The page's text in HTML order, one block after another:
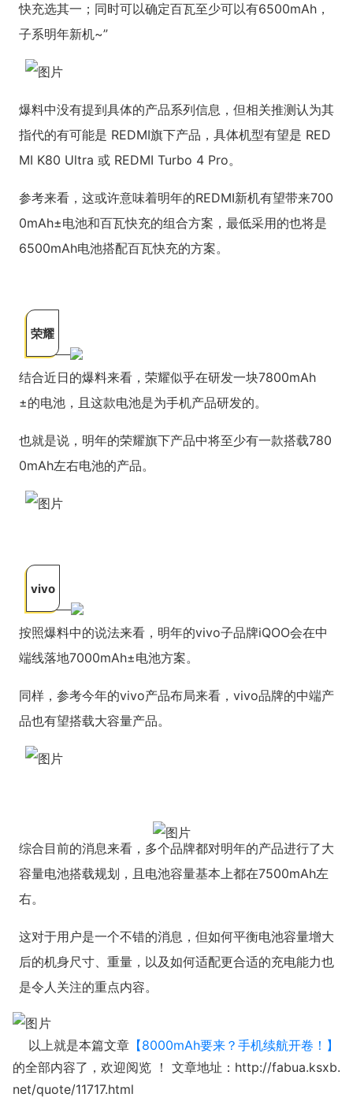
快充选其一；同时可以确定百瓦至少可以有6500mAh，
子系明年新机~”
爆料中没有提到具体的产品系列信息，但相关推测认为其
指代的有可能是 REDMI旗下产品，具体机型有望是 RED
MI K80 Ultra 或 REDMI Turbo 4 Pro。
参考来看，这或许意味着明年的REDMI新机有望带来700
0mAh±电池和百瓦快充的组合方案，最低采用的也将是
6500mAh电池搭配百瓦快充的方案。
荣耀
结合近日的爆料来看，荣耀似乎在研发一块7800mAh
±的电池，且这款电池是为手机产品研发的。
也就是说，明年的荣耀旗下产品中将至少有一款搭载780
0mAh左右电池的产品。
vivo
按照爆料中的说法来看，明年的vivo子品牌iQOO会在中
端线落地7000mAh±电池方案。
同样，参考今年的vivo产品布局来看，vivo品牌的中端产
品也有望搭载大容量产品。
综合目前的消息来看，多个品牌都对明年的产品进行了大
容量电池搭载规划，且电池容量基本上都在7500mAh左
右。
这对于用户是一个不错的消息，但如何平衡电池容量增大
后的机身尺寸、重量，以及如何适配更合适的充电能力也
是令人关注的重点内容。
以上就是本篇文章 【8000mAh要来？手机续航开卷！】
的全部内容了，欢迎阅览 ！ 文章地址：http://fabua.ksxb.
net/quote/11717.html